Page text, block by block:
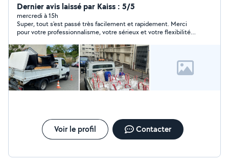
etc.
Dernier avis laissé par Kaiss : 5/5
mercredi à 15h
Super, tout s'est passé très facilement et rapidement. Merci
pour votre professionnalisme, votre sérieux et votre flexibilité.
nouveau et à vous recommander autour de moi !
Voir le profil Contacter